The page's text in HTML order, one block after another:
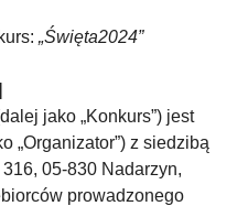
„Święta2024”
jako „Konkurs”) jest
„Organizator”) z siedzibą
05-830 Nadarzyn,
prowadzonego